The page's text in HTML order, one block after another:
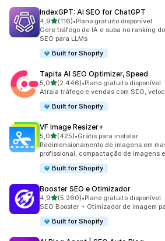
IndexGPT: AI SEO for ChatGPT
4,9de 5 estrelas
(116)
116 avaliações ao todo
•Plano gratuito disponível
Gere tráfego de IA e suba no ranking
SEO para LLMs
Built for Shopify
Tapita AI SEO Optimizer, Speed
5,0de 5 estrelas
(2.446)
2446 avaliações ao todo
•Plano gratuito disponível
Atraia tráfego e vendas com SEO,
Built for Shopify
VF Image Resizer+
5,0de 5 estrelas
(425)
425 avaliações ao todo
•Grátis para instalar
Redimensionamento de imagens em
profissional, compactação de imagens
Built for Shopify
Booster SEO e Otimizador
4,9de 5 estrelas
(5.260)
5260 avaliações ao todo
•Plano gratuito disponível
SEO Booster + Otimizador de imagem
Built for Shopify